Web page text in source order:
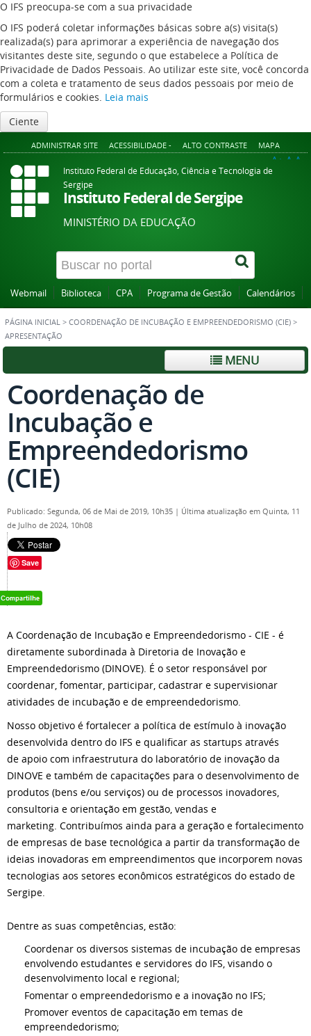
O IFS preocupa-se com a sua privacidade
O IFS poderá coletar informações básicas sobre a(s) visita(s)
realizada(s) para aprimorar a experiência de navegação dos
visitantes deste site, segundo o que estabelece a Política de
Privacidade de Dados Pessoais. Ao utilizar este site, você concorda
com a coleta e tratamento de seus dados pessoais por meio de
formulários e cookies. Leia mais
Ciente
ADMINISTRAR SITE ACESSIBILIDADE - ALTO CONTRASTE MAPA
A+ A A-
Instituto Federal de Educação, Ciência e Tecnologia de
Sergipe
Instituto Federal de Sergipe
MINISTÉRIO DA EDUCAÇÃO
Webmail Biblioteca CPA Programa de Gestão Calendários
PÁGINA INICIAL > COORDENAÇÃO DE INCUBAÇÃO E EMPREENDEDORISMO (CIE) >
APRESENTAÇÃO
MENU
Coordenação de
Incubação e
Empreendedorismo
(CIE)
Publicado: Segunda, 06 de Mai de 2019, 10h35 | Última atualização em Quinta, 11
de Julho de 2024, 10h08
Save
A Coordenação de Incubação e Empreendedorismo - CIE - é
diretamente subordinada à Diretoria de Inovação e
Empreendedorismo (DINOVE). É o setor responsável por
coordenar, fomentar, participar, cadastrar e supervisionar
atividades de incubação e de empreendedorismo.
Nosso objetivo é fortalecer a política de estímulo à inovação
desenvolvida dentro do IFS e qualificar as startups através
de apoio com infraestrutura do laboratório de inovação da
DINOVE e também de capacitações para o desenvolvimento de
produtos (bens e/ou serviços) ou de processos inovadores,
consultoria e orientação em gestão, vendas e
marketing. Contribuímos ainda para a geração e fortalecimento
de empresas de base tecnológica a partir da transformação de
ideias inovadoras em empreendimentos que incorporem novas
tecnologias aos setores econômicos estratégicos do estado de
Sergipe.
Dentre as suas competências, estão:
Coordenar os diversos sistemas de incubação de empresas
envolvendo estudantes e servidores do IFS, visando o
desenvolvimento local e regional;
Fomentar o empreendedorismo e a inovação no IFS;
Promover eventos de capacitação em temas de
empreendedorismo;